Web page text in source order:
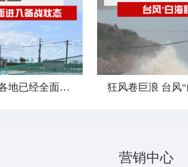
台风马上逼近！沿海各地已经全面进入备战状态
营销中心